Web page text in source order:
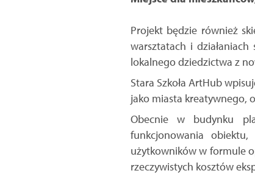
Projekt będzie również
warsztatach i
lokalnego dziedzictwa z
Stara Szkoła ArtHub
jako miasta kreatywnego,
Obecnie w budynku
funkcjonowania
użytkowników w formule
rzeczywistych kosztów